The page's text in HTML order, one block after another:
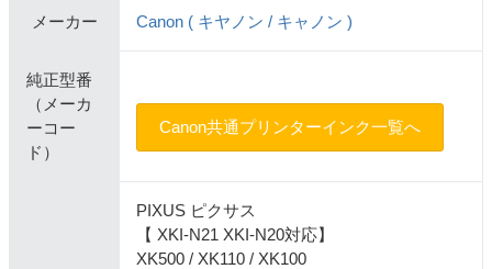
メーカー Canon ( キヤノン / キャノン )
純正型番
（メーカ
ーコー
ド）
Canon共通プリンターインク一覧へ
PIXUS ピクサス
【 XKI-N21 XKI-N20対応】
XK500 / XK110 / XK100